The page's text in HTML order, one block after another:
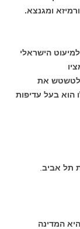
ומגנצא.
הישראלי
לטשטש את
הוא בעל עדיפות
המדינה